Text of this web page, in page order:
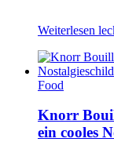
Weiterlesen
Food
Knorr
ein cooles